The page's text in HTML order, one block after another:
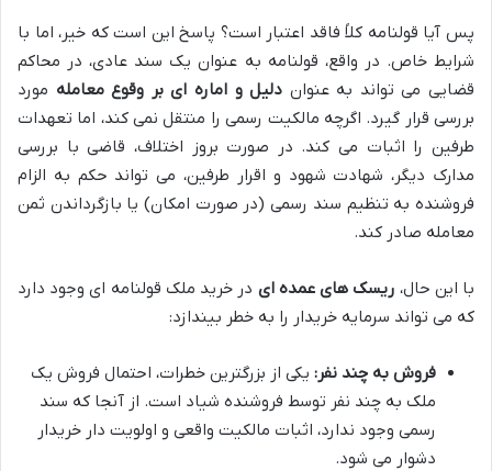
پس آیا قولنامه کلاً فاقد اعتبار است؟ پاسخ این است که خیر، اما با
شرایط خاص. در واقع، قولنامه به عنوان یک سند عادی، در محاکم
قضایی می تواند به عنوان دلیل و اماره ای بر وقوع معامله مورد
بررسی قرار گیرد. اگرچه مالکیت رسمی را منتقل نمی کند، اما تعهدات
طرفین را اثبات می کند. در صورت بروز اختلاف، قاضی با بررسی
مدارک دیگر، شهادت شهود و اقرار طرفین، می تواند حکم به الزام
فروشنده به تنظیم سند رسمی (در صورت امکان) یا بازگرداندن ثمن
معامله صادر کند.
با این حال، ریسک های عمده ای در خرید ملک قولنامه ای وجود دارد
که می تواند سرمایه خریدار را به خطر بیندازد:
فروش به چند نفر: یکی از بزرگترین خطرات، احتمال فروش یک
ملک به چند نفر توسط فروشنده شیاد است. از آنجا که سند
رسمی وجود ندارد، اثبات مالکیت واقعی و اولویت دار خریدار
دشوار می شود.